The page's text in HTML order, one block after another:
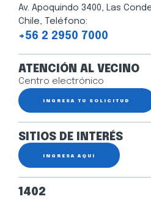
Av. Apoquindo 3400, Las
Chile, Teléfono:
+56 2 2950 7000
ATENCIÓN AL VECINO
Centro electrónico
INGRESA TU SOLICITUD
SITIOS DE INTERÉS
INGRESA AQUÍ
1402